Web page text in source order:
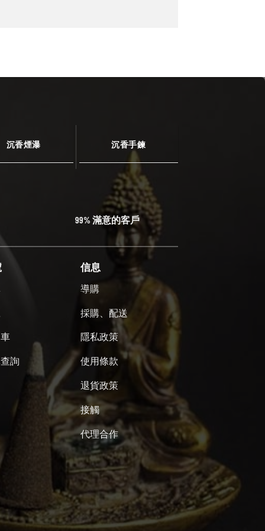
沉香煙瀑 沉香手鍊
99% 滿意的客戶
詢
信息
導購
採購、配送
隱私政策
使用條款
退貨政策
接觸
代理合作